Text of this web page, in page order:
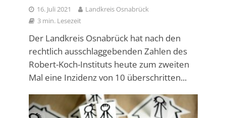
16. Juli 2021
Landkreis Osnabrück
3 min. Lesezeit
Der Landkreis Osnabrück hat nach den
rechtlich ausschlaggebenden Zahlen des
Robert-Koch-Instituts heute zum zweiten
Mal eine Inzidenz von 10 überschritten...